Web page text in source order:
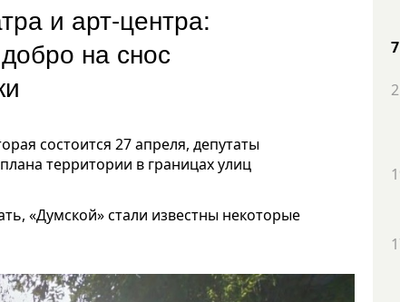
и арт-центра:
на снос
состоится 27 апреля, депутаты
территории в границах улиц
«Думской» стали известны некоторые